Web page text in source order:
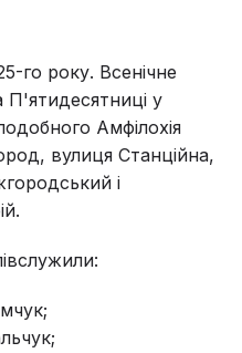
го року. Всенічне
П'ятидесятниці у
Амфілохія
вулиця Станційна,
і